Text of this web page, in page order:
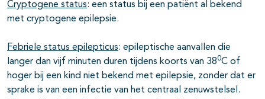
Cryptogene status: een status bij een patiënt al bekend
met cryptogene epilepsie.
Febriele status epilepticus: epileptische aanvallen die
langer dan vijf minuten duren tijdens koorts van 380C of
hoger bij een kind niet bekend met epilepsie, zonder dat er
sprake is van een infectie van het centraal zenuwstelsel.